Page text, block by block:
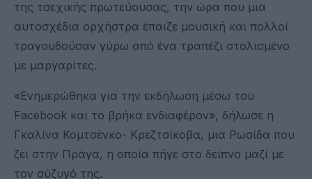
της τσεχικής πρωτεύουσας, την ώρα που μια
αυτοσχέδια ορχήστρα έπαιζε μουσική και πολλοί
τραγουδούσαν γύρω από ένα τραπέζι στολισμένο
με μαργαρίτες.
«Ενημερώθηκα για την εκδήλωση μέσω του
Facebook και το βρήκα ενδιαφέρον», δήλωσε η
Γκαλίνα Κομτσένκο- Κρεζτσίκοβα, μια Ρωσίδα που
ζει στην Πράγα, η οποία πήγε στο δείπνο μαζί με
τον σύζυγό της.